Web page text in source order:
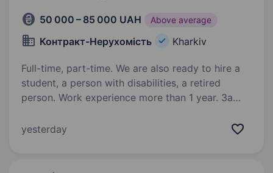
50 000 – 85 000 UAH Above average
Контракт-Нерухомість Kharkiv
Full-time, part-time. We are also ready to hire a
student, a person with disabilities, a retired
person. Work experience more than 1 year. За
вакансії та роботу в компанії переходьте
start=e34efcd3bf7dТвоя експертність коштує
yesterday